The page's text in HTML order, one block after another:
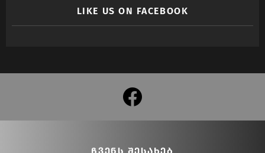
LIKE US ON FACEBOOK
facebook